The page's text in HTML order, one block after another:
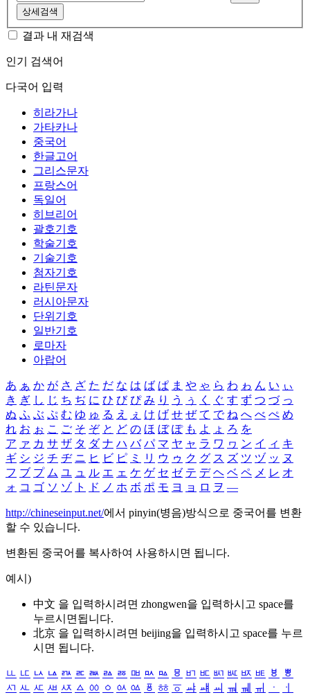
상세검색
결과 내 재검색
인기 검색어
다국어 입력
히라가나
가타카나
중국어
한글고어
그리스문자
프랑스어
독일어
히브리어
괄호기호
학술기호
기술기호
첨자기호
라틴문자
러시아문자
단위기호
일반기호
로마자
아랍어
あ ぁ か が さ ざ た だ な は ば ぱ ま や ゃ ら わ ゎ ん い ぃ
き ぎ し じ ち ぢ に ひ び ぴ み り う ぅ く ぐ す ず つ づ っ
ぬ ふ ぶ ぷ む ゆ ゅ る え ぇ け げ せ ぜ て で ね へ べ ぺ め
れ お ぉ こ ご そ ぞ と ど の ほ ぼ ぽ も よ ょ ろ を
ア ァ カ サ ザ タ ダ ナ ハ バ パ マ ヤ ャ ラ ワ ヮ ン イ ィ キ
ギ シ ジ チ ヂ ニ ヒ ビ ピ ミ リ ウ ゥ ク グ ス ズ ツ ヅ ッ ヌ
フ ブ プ ム ユ ュ ル エ ェ ケ ゲ セ ゼ テ デ ヘ ベ ペ メ レ オ
ォ コ ゴ ソ ゾ ト ド ノ ホ ボ ポ モ ヨ ョ ロ ヲ ―
http://chineseinput.net/에서 pinyin(병음)방식으로 중국어를 변환
할 수 있습니다.
변환된 중국어를 복사하여 사용하시면 됩니다.
예시)
中文 을 입력하시려면 zhongwen을 입력하시고 space를
누르시면됩니다.
北京 을 입력하시려면 beijing을 입력하시고 space를 누르
시면 됩니다.
ㅥ ㅦ ㅧ ㅨ ㅩ ㅪ ㅫ ㅬ ㅭ ㅮ ㅯ ㅰ ㅱ ㅲ ㅳ ㅴ ㅵ ㅶ ㅷ ㅸ
ㅹ
ㅺ ㅻ ㅼ ㅽ ㅾ ㅿ ㆀ ㆁ ㆂ ㆃ ㆄ ㆅ ㆆ ㆇ ㆈ ㆉ ㆊ ㆋ ㆌ ㆍ
ㆎ